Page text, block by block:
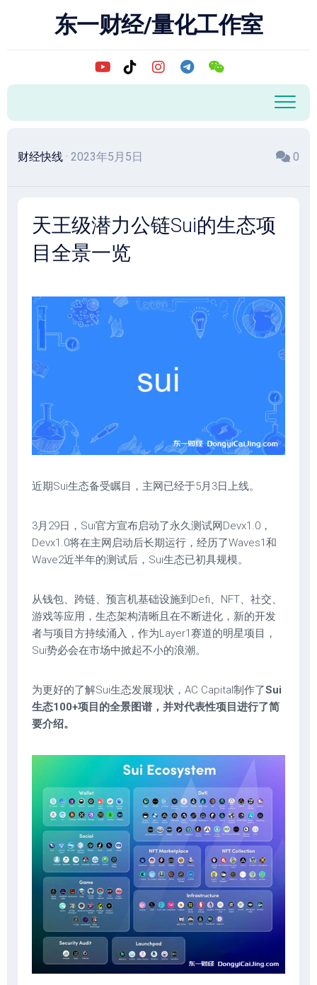
东一财经/量化工作室
财经快线 · 2023年5月5日 0
天王级潜力公链Sui的生态项
目全景一览
近期Sui生态备受瞩目，主网已经于5月3日上线。
3月29日，Sui官方宣布启动了永久测试网Devx1.0，
Devx1.0将在主网启动后长期运行，经历了Waves1和
Wave2近半年的测试后，Sui生态已初具规模。
从钱包、跨链、预言机基础设施到Defi、NFT、社交、
游戏等应用，生态架构清晰且在不断进化，新的开发
者与项目方持续涌入，作为Layer1赛道的明星项目，
Sui势必会在市场中掀起不小的浪潮。
为更好的了解Sui生态发展现状，AC Capital制作了Sui
生态100+项目的全景图谱，并对代表性项目进行了简
要介绍。